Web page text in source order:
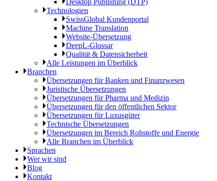
Technologien
SwissGlobal Kundenportal
Machine Translation
Website-Übersetzung
DeepL-Glossar
Qualität & Datensicherheit
Alle Leistungen im Überblick
Branchen
Übersetzungen für Banken und Finanzwesen
Juristische Übersetzungen
Übersetzungen für Pharma und Medizin
Übersetzungen für den öffentlichen Sektor
Übersetzungen für Luxusgüter
Technische Übersetzungen
Übersetzungen im Bereich Rohstoffe und Energie
Alle Branchen im Überblick
Sprachen
Wer wir sind
Blog
Kontakt